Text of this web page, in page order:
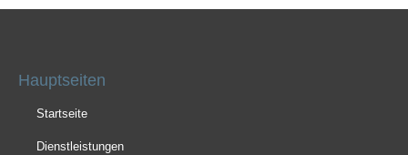
Hauptseiten
Startseite
Dienstleistungen